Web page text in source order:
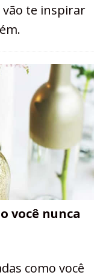
vão te inspirar
você nunca
como você